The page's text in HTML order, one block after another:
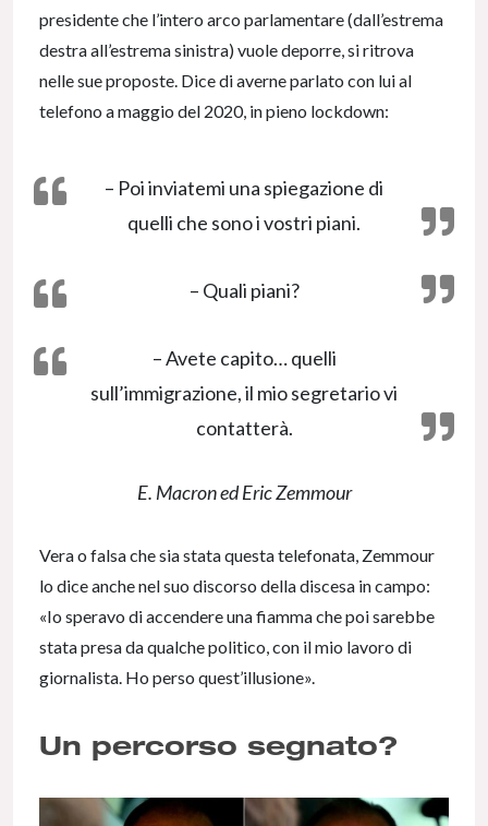
presidente che l’intero arco parlamentare (dall’estrema
destra all’estrema sinistra) vuole deporre, si ritrova
nelle sue proposte. Dice di averne parlato con lui al
telefono a maggio del 2020, in pieno lockdown:
– Poi inviatemi una spiegazione di
quelli che sono i vostri piani.
– Quali piani?
– Avete capito… quelli
sull’immigrazione, il mio segretario vi
contatterà.
E. Macron ed Eric Zemmour
Vera o falsa che sia stata questa telefonata, Zemmour
lo dice anche nel suo discorso della discesa in campo:
«Io speravo di accendere una fiamma che poi sarebbe
stata presa da qualche politico, con il mio lavoro di
giornalista. Ho perso quest’illusione».
Un percorso segnato?